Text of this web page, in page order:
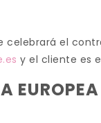
celebrará el
y el cliente es
EUROPEA